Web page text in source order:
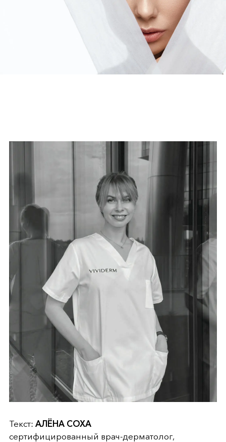
Текст: АЛЁНА СОХА
сертифицированный врач-дерматолог,